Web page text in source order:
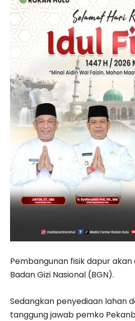
Pembangunan fisik dapur akan
Badan Gizi Nasional (BGN).
Sedangkan penyediaan lahan
tanggung jawab pemko